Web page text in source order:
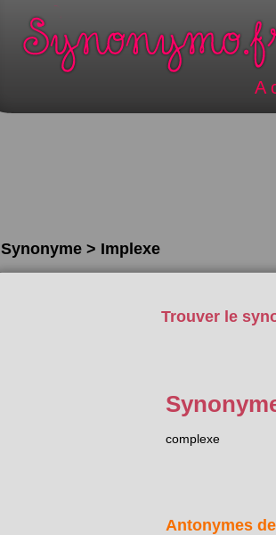
A
Synonyme > Implexe
Trouver le
complexe
Antonymes de